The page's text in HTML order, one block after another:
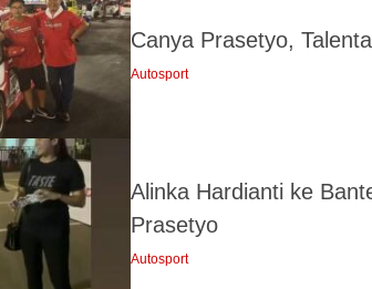
Canya Prasetyo,
Autosport
Alinka Hardianti ke
Prasetyo
Autosport